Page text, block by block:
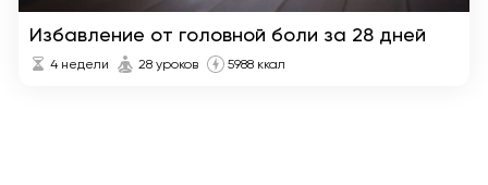
Избавление от головной боли за 28 дней
4 недели 28 уроков 5988 ккал